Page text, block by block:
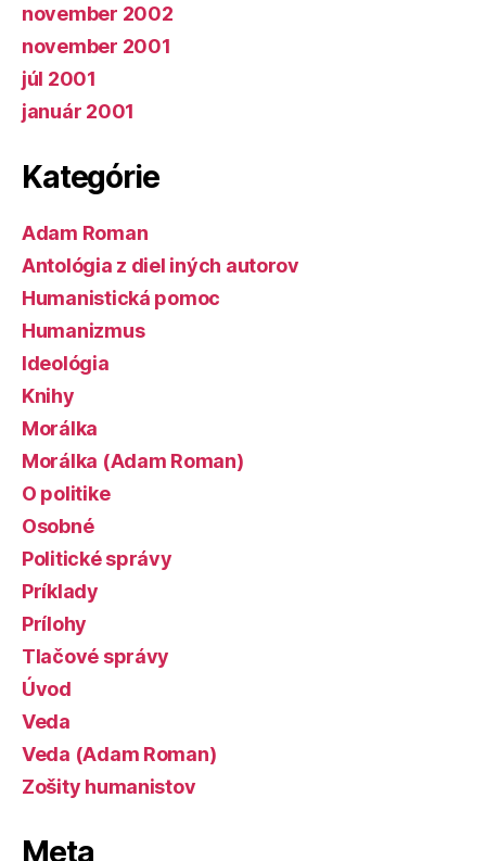
november 2002
november 2001
júl 2001
január 2001
Kategórie
Adam Roman
Antológia z diel iných autorov
Humanistická pomoc
Humanizmus
Ideológia
Knihy
Morálka
Morálka (Adam Roman)
O politike
Osobné
Politické správy
Príklady
Prílohy
Tlačové správy
Úvod
Veda
Veda (Adam Roman)
Zošity humanistov
Meta